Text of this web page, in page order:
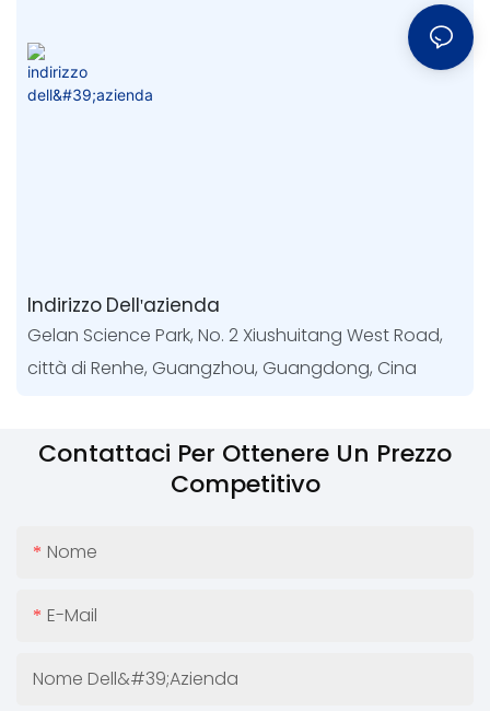
Indirizzo Dell'azienda
Gelan Science Park, No. 2 Xiushuitang West Road,
città di Renhe, Guangzhou, Guangdong, Cina
Contattaci Per Ottenere Un Prezzo
Competitivo
Nome
E-Mail
Nome Dell&#39;azienda